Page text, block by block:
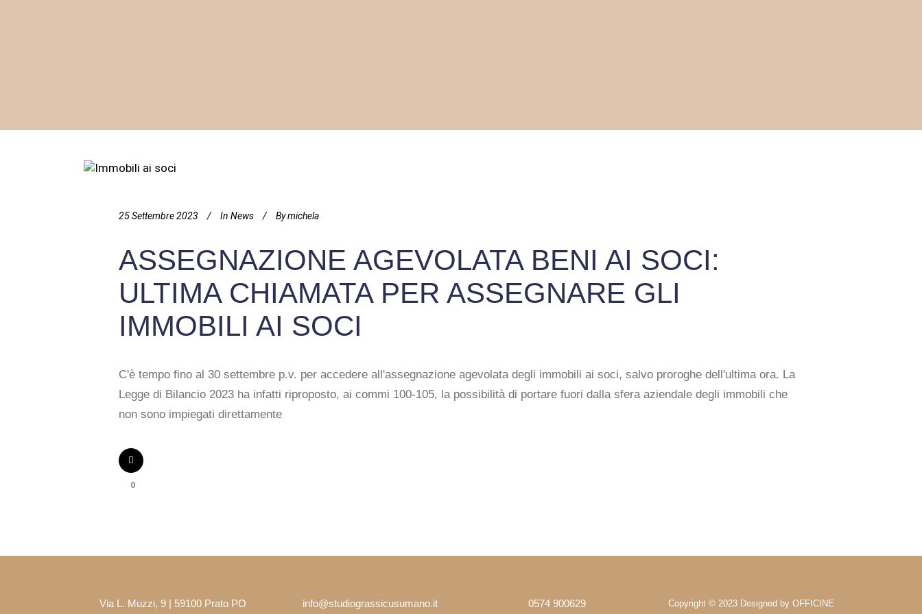
25 Settembre 2023 In News Bymichela
ASSEGNAZIONE AGEVOLATA BENI AI SOCI:
ULTIMA CHIAMATA PER ASSEGNARE GLI
IMMOBILI AI SOCI
C'è tempo fino al 30 settembre p.v. per accedere all'assegnazione agevolata degli immobili ai soci, salvo proroghe dell'ultima ora. La
Legge di Bilancio 2023 ha infatti riproposto, ai commi 100-105, la possibilità di portare fuori dalla sfera aziendale degli immobili che
non sono impiegati direttamente
0
Via L. Muzzi, 9 | 59100 Prato PO info@studiograssicusumano.it 0574 900629 Copyright © 2023 Designed by OFFICINE